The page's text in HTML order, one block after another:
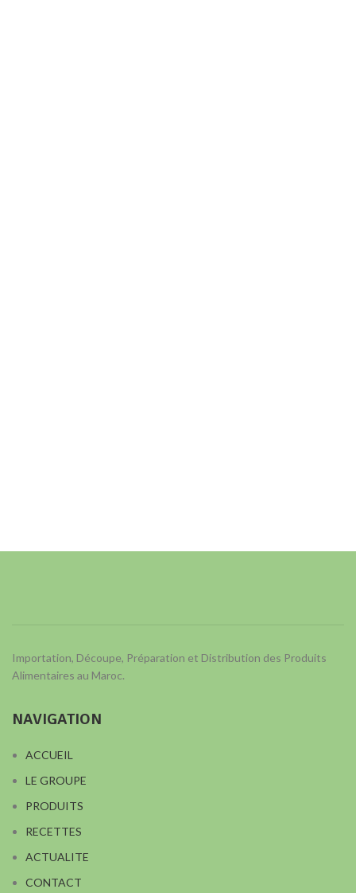
Importation, Découpe, Préparation et Distribution des Produits
Alimentaires au Maroc.
NAVIGATION
ACCUEIL
LE GROUPE
PRODUITS
RECETTES
ACTUALITE
CONTACT